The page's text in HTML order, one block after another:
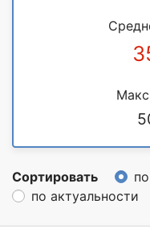
Сортировать
по актуальности